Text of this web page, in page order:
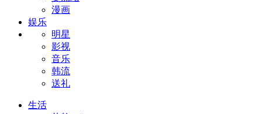
漫画
娱乐
明星
影视
音乐
韩流
送礼
生活